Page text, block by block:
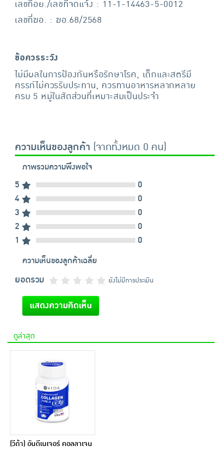
เลขที่อย./เลขที่จดแจ้ง : 11-1-14463-5-0012
เลขที่ฆอ. : ฆอ.68/2568
ข้อควรระวัง
ไม่มีผลในการป้องกันหรือรักษาโรค, เด็กและสตรีมี
ครรภ์ไม่ควรรับประทาน, ควรทานอาหารหลากหลาย
ครบ 5 หมู่ในสัดส่วนที่เหมาะสมเป็นประจำ
ความเห็นของลูกค้า (จากทั้งหมด 0 คน)
ภาพรวมความพึงพอใจ
5
0
4
0
3
0
2
0
1
0
ความเห็นของลูกค้าเฉลี่ย
ยอดรวม ยังไม่มีการประเมิน
แสดงความคิดเห็น
ดูล่าสุด
(วีด้า) อันดีเนเจอร์ คอลลาเจน